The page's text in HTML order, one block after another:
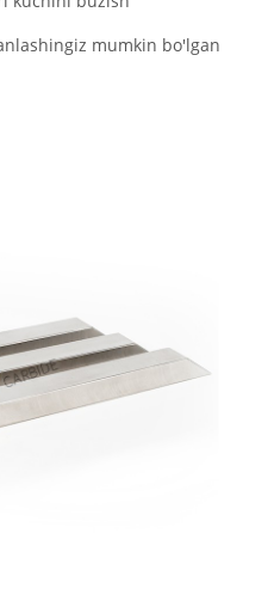
mumkin bo'lgan